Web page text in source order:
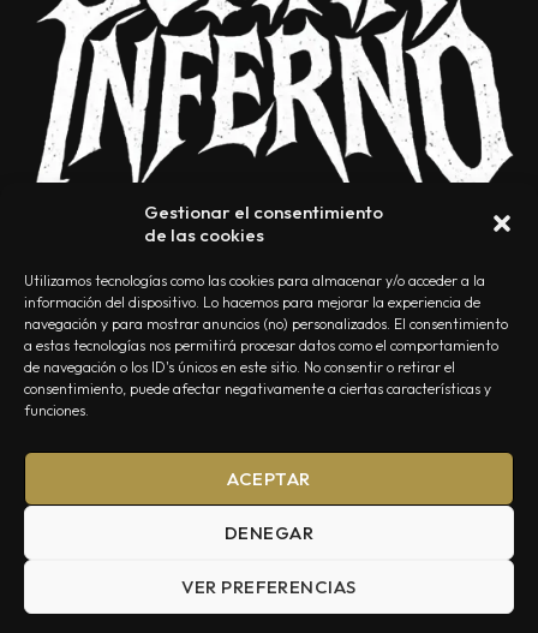
Gestionar el consentimiento
de las cookies
Utilizamos tecnologías como las cookies para almacenar y/o acceder a la
información del dispositivo. Lo hacemos para mejorar la experiencia de
navegación y para mostrar anuncios (no) personalizados. El consentimiento
a estas tecnologías nos permitirá procesar datos como el comportamiento
de navegación o los ID's únicos en este sitio. No consentir o retirar el
consentimiento, puede afectar negativamente a ciertas características y
funciones.
ACEPTAR
DENEGAR
VER PREFERENCIAS
NOSOTROS CONTACTO EDITORIAL POLÍTICA DE PRIVACIDAD
Summa Inferno — Todos los Derechos Reservados © 2026